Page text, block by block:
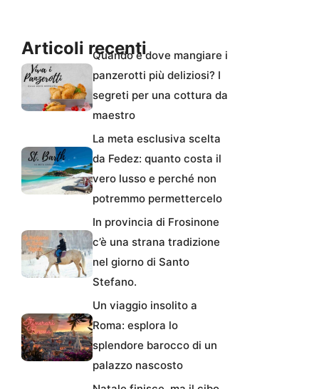
Articoli recentiQuando e dove mangiare i
panzerotti più deliziosi? I
segreti per una cottura da
maestro
La meta esclusiva scelta
da Fedez: quanto costa il
vero lusso e perché non
potremmo permettercelo
In provincia di Frosinone
c’è una strana tradizione
nel giorno di Santo
Stefano.
Un viaggio insolito a
Roma: esplora lo
splendore barocco di un
palazzo nascosto